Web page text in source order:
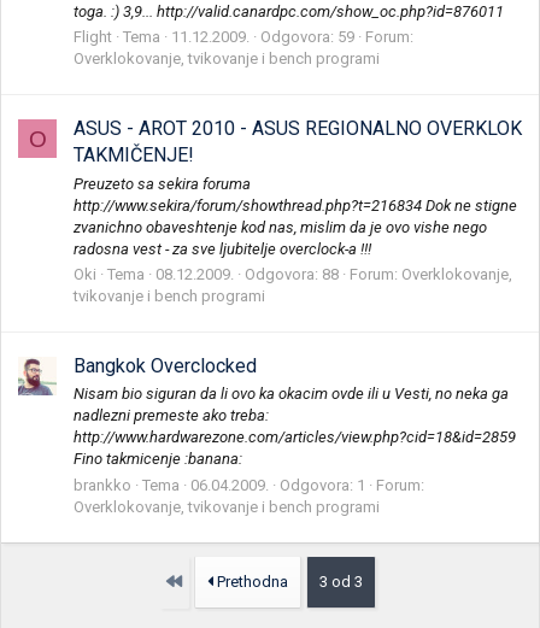
toga. :) 3,9... http://valid.canardpc.com/show_oc.php?id=876011
Flight Tema 11.12.2009. Odgovora: 59
Forum:
Overklokovanje, tvikovanje i bench programi
O
ASUS - AROT 2010 - ASUS REGIONALNO OVERKLOK
TAKMIČENJE!
Preuzeto sa sekira foruma
http://www.sekira/forum/showthread.php?t=216834 Dok ne stigne
zvanichno obaveshtenje kod nas, mislim da je ovo vishe nego
radosna vest - za sve ljubitelje overclock-a !!!
Oki
Tema 08.12.2009. Odgovora: 88 Forum: Overklokovanje,
tvikovanje i bench programi
Bangkok Overclocked
Nisam bio siguran da li ovo ka okacim ovde ili u Vesti, no neka ga
nadlezni premeste ako treba:
http://www.hardwarezone.com/articles/view.php?cid=18&id=2859
Fino takmicenje :banana:
brankko
Tema 06.04.2009. Odgovora: 1
Forum:
Overklokovanje, tvikovanje i bench programi
Prvo Prethodna 3 od 3